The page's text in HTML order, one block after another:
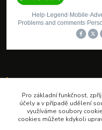
Bity šroubovací
Gola sady
Pilové kotouče
Pro základní funkčnost,
účely a v případě udělení
využíváme soubory
cookies můžete kdykoli